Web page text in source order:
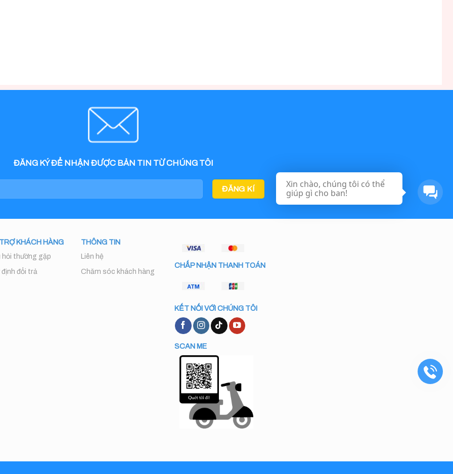
ĐĂNG KÝ ĐỂ NHẬN ĐƯỢC BẢN TIN TỪ CHÚNG TÔI
KHÁCH HÀNG
hỏi thường gặp
định đổi trả
THÔNG TIN
Liên hệ
Chăm sóc khách hàng
CHẤP NHẬN THANH TOÁN
KẾT NỐI VỚI CHÚNG TÔI
SCAN ME
Xin chào, chúng tôi có thể
giúp gì cho ban!